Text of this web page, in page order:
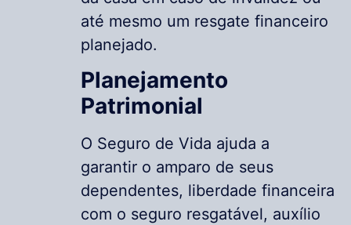
até mesmo um resgate financeiro
planejado.
Planejamento
Patrimonial
O Seguro de Vida ajuda a
garantir o amparo de seus
dependentes, liberdade financeira
com o seguro resgatável, auxílio